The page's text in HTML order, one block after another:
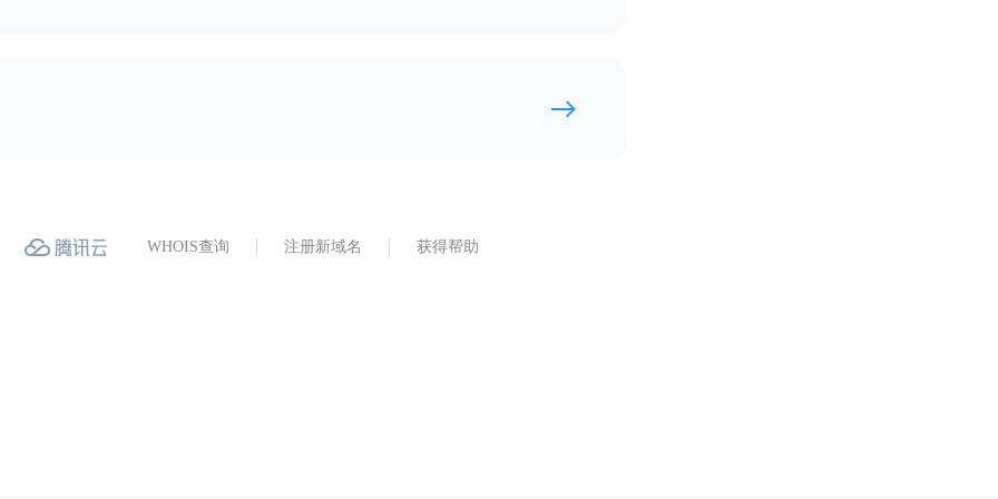
WHOIS查询 注册新域名 获得帮助